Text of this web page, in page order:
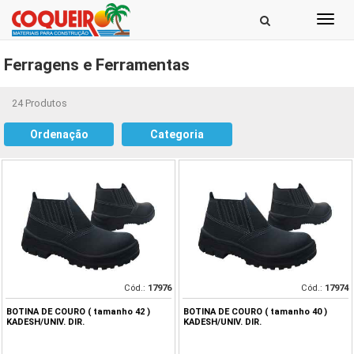
Ferragens e Ferramentas
24 Produtos
Ordenação Categoria
Cód.: 17976
BOTINA DE COURO ( tamanho 42 )
KADESH/UNIV. DIR.
Cód.: 17974
BOTINA DE COURO ( tamanho 40 )
KADESH/UNIV. DIR.